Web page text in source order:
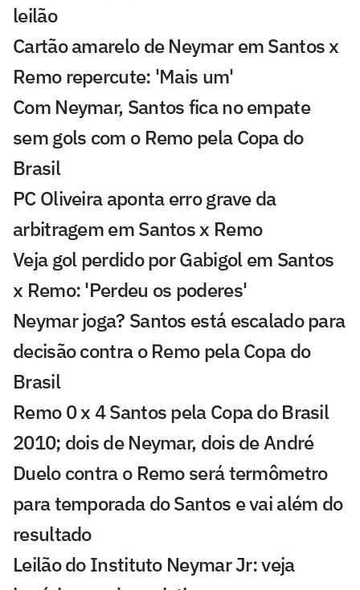
leilão
Cartão amarelo de Neymar em Santos x
Remo repercute: 'Mais um'
Com Neymar, Santos fica no empate
sem gols com o Remo pela Copa do
Brasil
PC Oliveira aponta erro grave da
arbitragem em Santos x Remo
Veja gol perdido por Gabigol em Santos
x Remo: 'Perdeu os poderes'
Neymar joga? Santos está escalado para
decisão contra o Remo pela Copa do
Brasil
Remo 0 x 4 Santos pela Copa do Brasil
2010; dois de Neymar, dois de André
Duelo contra o Remo será termômetro
para temporada do Santos e vai além do
resultado
Leilão do Instituto Neymar Jr: veja